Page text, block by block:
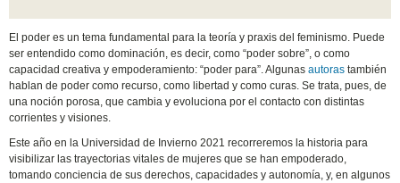
El poder es un tema fundamental para la teoría y praxis del feminismo. Puede
ser entendido como dominación, es decir, como “poder sobre”, o como
capacidad creativa y empoderamiento: “poder para”. Algunasautorastambién
hablan de poder como recurso, como libertad y como curas. Se trata, pues, de
una noción porosa, que cambia y evoluciona por el contacto con distintas
corrientes y visiones.
Este año en la Universidad de Invierno 2021 recorreremos la historia para
visibilizar las trayectorias vitales de mujeres que se han empoderado,
tomando conciencia de sus derechos, capacidades y autonomía, y, en algunos